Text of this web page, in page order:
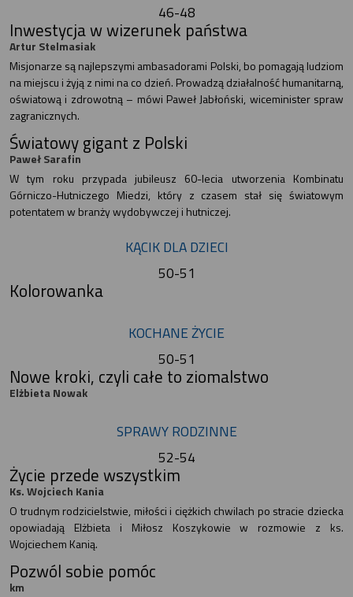
46-48
Inwestycja w wizerunek państwa
Artur Stelmasiak
Misjonarze są najlepszymi ambasadorami Polski, bo pomagają ludziom
na miejscu i żyją z nimi na co dzień. Prowadzą działalność humanitarną,
oświatową i zdrowotną – mówi Paweł Jabłoński, wiceminister spraw
zagranicznych.
Światowy gigant z Polski
Paweł Sarafin
W tym roku przypada jubileusz 60-lecia utworzenia Kombinatu
Górniczo-Hutniczego Miedzi, który z czasem stał się światowym
potentatem w branży wydobywczej i hutniczej.
KĄCIK DLA DZIECI
50-51
Kolorowanka
KOCHANE ŻYCIE
50-51
Nowe kroki, czyli całe to ziomalstwo
Elżbieta Nowak
SPRAWY RODZINNE
52-54
Życie przede wszystkim
Ks. Wojciech Kania
O trudnym rodzicielstwie, miłości i ciężkich chwilach po stracie dziecka
opowiadają Elżbieta i Miłosz Koszykowie w rozmowie z ks.
Wojciechem Kanią.
Pozwól sobie pomóc
km